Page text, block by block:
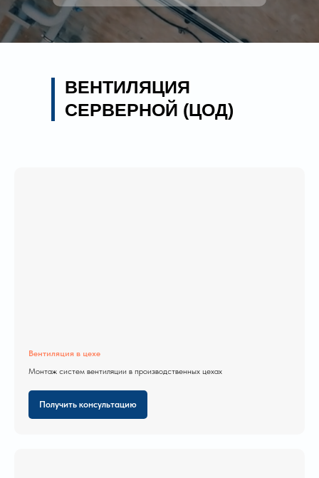
ВЕНТИЛЯЦИЯ
СЕРВЕРНОЙ (ЦОД)
Вентиляция в цехе
Монтаж систем вентиляции в производственных цехах
Получить консультацию